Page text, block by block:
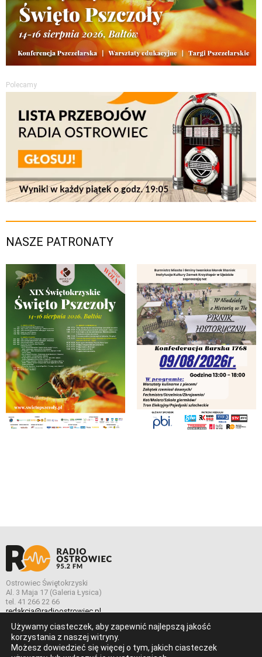
Polecamy
NASZE PATRONATY
Ostrowiec Świętokrzyski
Al. 3 Maja 17 (Galeria Łysica)
tel. 41 266 22 66
redakcja@radioostrowiec.pl
© Wszelkie prawa zastrzeżone. Radio Ostrowiec 2026 Radio
Używamy ciasteczek, aby zapewnić najlepszą jakość
korzystania z naszej witryny.
Możesz dowiedzieć się więcej o tym, jakich ciasteczek